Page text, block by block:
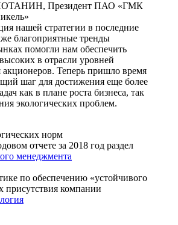
Президент ПАО «ГМК
нашей стратегии в последние
благоприятные тренды
помогли нам обеспечить
в отрасли уровней
акционеров. Теперь пришло время
шаг для достижения еще более
как в плане роста бизнеса, так
экологических проблем.
норм
отчете за 2018 год раздел
менеджмента
по обеспечению «устойчивого
присутствия компании